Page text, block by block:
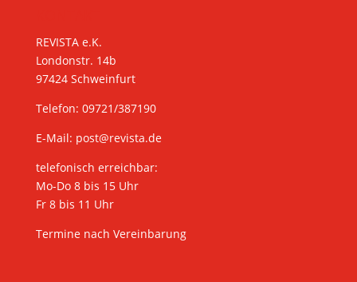
REVISTA e.K.
Londonstr. 14b
97424 Schweinfurt
Telefon: 09721/387190
E-Mail: post@revista.de
telefonisch erreichbar:
Mo-Do 8 bis 15 Uhr
Fr 8 bis 11 Uhr
Termine nach Vereinbarung